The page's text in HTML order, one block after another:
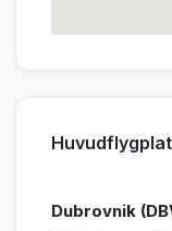
Dubrovnik